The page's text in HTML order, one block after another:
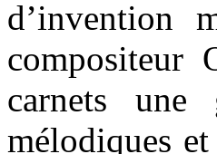
d’invention
compositeur
carnets une
mélodiques